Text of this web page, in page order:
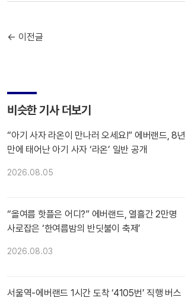
← 이전글
비슷한 기사 더보기
“아기 사자 라온이 만나러 오세요!” 에버랜드, 8년
만에 태어난 아기 사자 ‘라온’ 일반 공개
2026.08.05
“올여름 핫플은 어디?” 에버랜드, 열흘간 2만명
사로잡은 ‘한여름밤의 반딧불이 축제’
2026.08.03
서울역-에버랜드 1시간 도착 ‘4105번’ 직행 버스